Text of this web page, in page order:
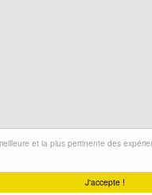
J'accepte !
et la plus pertinente des